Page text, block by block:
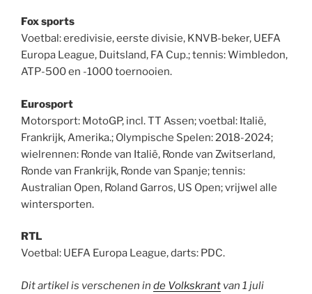
Fox sports
Voetbal: eredivisie, eerste divisie, KNVB-beker, UEFA
Europa League, Duitsland, FA Cup.; tennis: Wimbledon,
ATP-500 en -1000 toernooien.
Eurosport
Motorsport: MotoGP, incl. TT Assen; voetbal: Italië,
Frankrijk, Amerika.; Olympische Spelen: 2018-2024;
wielrennen: Ronde van Italië, Ronde van Zwitserland,
Ronde van Frankrijk, Ronde van Spanje; tennis:
Australian Open, Roland Garros, US Open; vrijwel alle
wintersporten.
RTL
Voetbal: UEFA Europa League, darts: PDC.
Dit artikel is verschenen in de Volkskrant van 1 juli